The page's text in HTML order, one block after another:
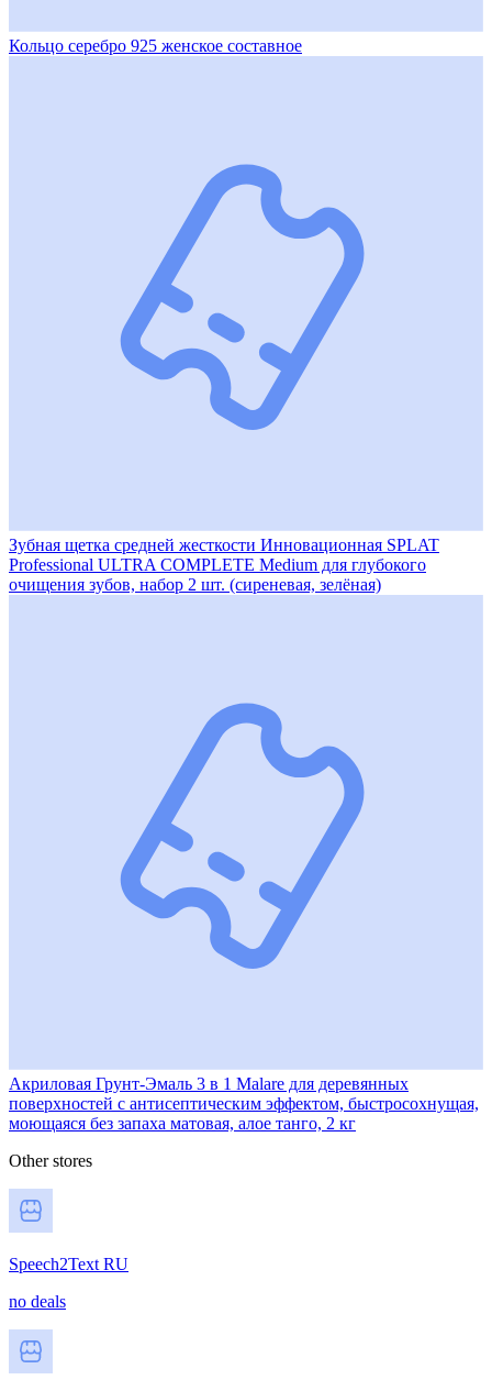
Кольцо серебро 925 женское составное
Зубная щетка средней жесткости Инновационная SPLAT
Professional ULTRA COMPLETE Medium для глубокого
очищения зубов, набор 2 шт. (сиреневая, зелёная)
Акриловая Грунт-Эмаль 3 в 1 Malare для деревянных
поверхностей с антисептическим эффектом, быстросохнущая,
моющаяся без запаха матовая, алое танго, 2 кг
Other stores
Speech2Text RU
no deals